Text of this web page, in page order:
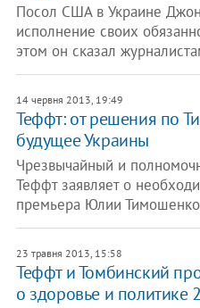
Посол США в Украине
исполнение своих
этом он сказал
14 червня 2013, 19:49
Теффт: от решения по
будущее Украины
Чрезвычайный и
Теффт заявляет о
премьера Юлии
23 травня 2013, 15:58
Теффт и Томбинский
о здоровье и политике